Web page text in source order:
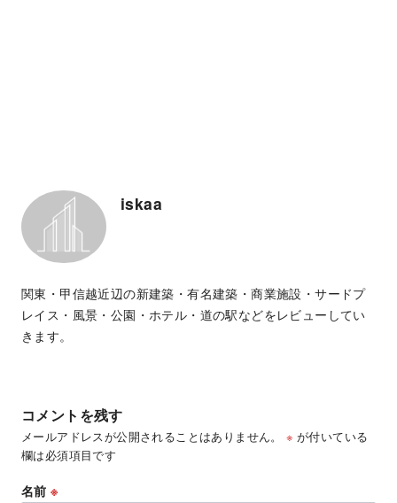
iskaa
関東・甲信越近辺の新建築・有名建築・商業施設・サードプ
レイス・風景・公園・ホテル・道の駅などをレビューしてい
きます。
コメントを残す
メールアドレスが公開されることはありません。 ※ が付いている
欄は必須項目です
名前※